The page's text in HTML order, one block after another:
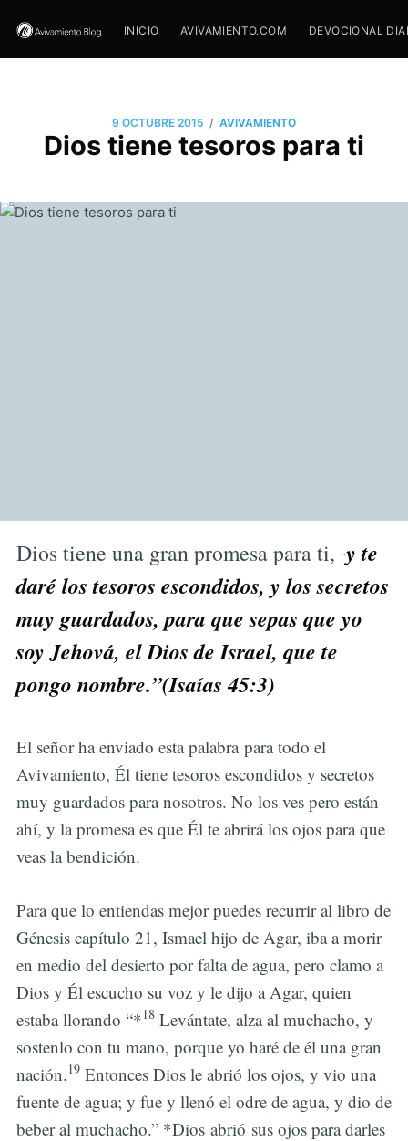
INICIO AVIVAMIENTO.COM DEVOCIONAL
9 OCTUBRE 2015 / AVIVAMIENTO
Dios tiene tesoros para ti
Dios tiene una gran promesa para ti, “y te
daré los tesoros escondidos, y los secretos
muy guardados, para que sepas que yo
soy Jehová, el Dios de Israel, que te
pongo nombre.”(Isaías 45:3)
El señor ha enviado esta palabra para todo el
Avivamiento, Él tiene tesoros escondidos y secretos
muy guardados para nosotros. No los ves pero están
ahí, y la promesa es que Él te abrirá los ojos para que
veas la bendición.
Para que lo entiendas mejor puedes recurrir al libro de
Génesis capítulo 21, Ismael hijo de Agar, iba a morir
en medio del desierto por falta de agua, pero clamo a
Dios y Él escucho su voz y le dijo a Agar, quien
estaba llorando “* 18 Levántate, alza al muchacho, y
sostenlo con tu mano, porque yo haré de él una gran
nación.19 Entonces Dios le abrió los ojos, y vio una
fuente de agua; y fue y llenó el odre de agua, y dio de
beber al muchacho.” *Dios abrió sus ojos para darles